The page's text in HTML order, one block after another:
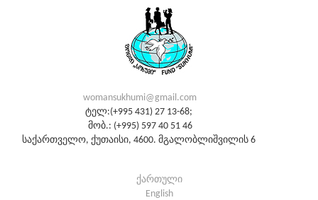
womansukhumi@gmail.com
ტელ:(+995 431) 27 13-68;
მობ.: (+995) 597 40 51 46
საქართველო, ქუთაისი, 4600. მგალობლიშვილის 6
ქართული
English